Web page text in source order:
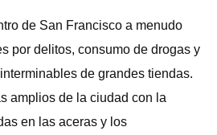
de San Francisco a menudo
por delitos, consumo de drogas y
de grandes tiendas.
amplios de la ciudad con la
en las aceras y los